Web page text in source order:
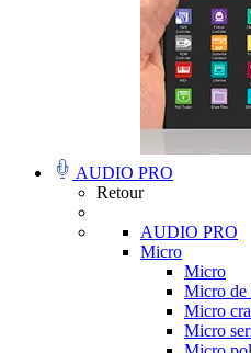
AUDIO PRO
Retour
AUDIO PRO
Micro
Micro
Micro de
Micro
Micro